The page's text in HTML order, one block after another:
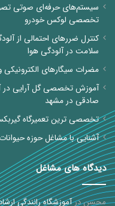
سیستم‌های حرفه‌ای صوتی
تخصصی لوکس خودرو
کنترل ضررهای احتمالی از
سلامت در آلودگی هوا
مضرات سیگارهای
آموزش تخصصی گل آرایی در
صادقی در مشهد
تخصصی ترین تعمیرگاه
آشنایی با مشاغل حوزه
دیدگاه های مشاغل
محسندرآموزشگاه رانندگی